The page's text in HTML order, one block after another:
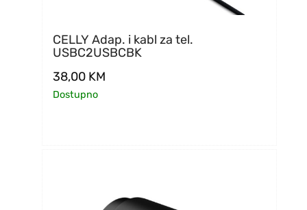
CELLY Adap. i kabl za tel.
USBC2USBCBK
38,00 KM
Dostupno